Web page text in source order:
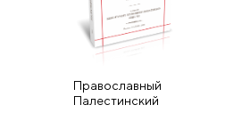
Православный
Палестинский